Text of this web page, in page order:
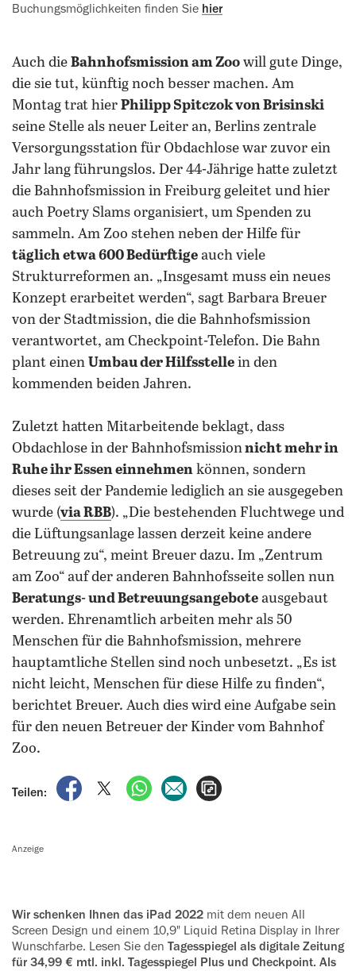
Buchungsmöglichkeiten finden Sie hier
Auch die Bahnhofsmission am Zoo will gute Dinge,
die sie tut, künftig noch besser machen. Am
Montag trat hier Philipp Spitczok von Brisinski
seine Stelle als neuer Leiter an, Berlins zentrale
Versorgungsstation für Obdachlose war zuvor ein
Jahr lang führungslos. Der 44-Jährige hatte zuletzt
die Bahnhofsmission in Freiburg geleitet und hier
auch Poetry Slams organisiert, um Spenden zu
sammeln. Am Zoo stehen neben der Hilfe für
täglich etwa 600 Bedürftige auch viele
Strukturreformen an. „Insgesamt muss ein neues
Konzept erarbeitet werden“, sagt Barbara Breuer
von der Stadtmission, die die Bahnhofsmission
verantwortet, am Checkpoint-Telefon. Die Bahn
plant einen Umbau der Hilfsstelle in den
kommenden beiden Jahren.
Zuletzt hatten Mitarbeitende beklagt, dass
Obdachlose in der Bahnhofsmissionnicht mehr in
Ruhe ihr Essen einnehmen können, sondern
dieses seit der Pandemie lediglich an sie ausgegeben
wurde (via RBB). „Die bestehenden Fluchtwege und
die Lüftungsanlage lassen derzeit keine andere
Betreuung zu“, meint Breuer dazu. Im „Zentrum
am Zoo“ auf der anderen Bahnhofsseite sollen nun
Beratungs- und Betreuungsangebote ausgebaut
werden. Ehrenamtlich arbeiten mehr als 50
Menschen für die Bahnhofsmission, mehrere
hauptamtliche Stellen sind noch unbesetzt. „Es ist
nicht leicht, Menschen für diese Hilfe zu finden“,
berichtet Breuer. Auch dies wird eine Aufgabe sein
für den neuen Betreuer der Kinder vom Bahnhof
Zoo.
Teilen:
auf Facebook teilen
auf X teilenper WhatsApp teilen
per E-Mail teilen
Anzeige
Wir schenken Ihnen das iPad 2022 mit dem neuen All
Screen Design und einem 10,9" Liquid Retina Display in Ihrer
Wunschfarbe. Lesen Sie den Tagesspiegel als digitale Zeitung
für 34,99 € mtl. inkl. Tagesspiegel Plus und Checkpoint. Als